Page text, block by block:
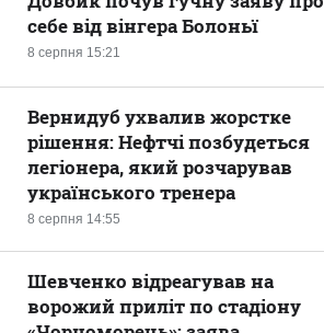
8 серпня 15:21
себе від вінгера Болоньї
8 серпня 14:55
Вернидуб ухвалив жорстке
рішення: Нефтчі позбудеться
легіонера, який розчарував
українського тренера
Шевченко відреагував на
ворожий приліт по стадіону